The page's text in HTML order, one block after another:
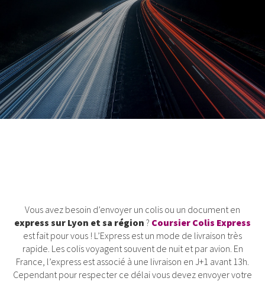
RÉSERVATION
Vous avez besoin d’envoyer un colis ou un document en
express sur Lyon et sa région ? Coursier Colis Express
est fait pour vous ! L’Express est un mode de livraison très
rapide. Les colis voyagent souvent de nuit et par avion. En
France, l’express est associé à une livraison en J+1 avant 13h.
Cependant pour respecter ce délai vous devez envoyer votre